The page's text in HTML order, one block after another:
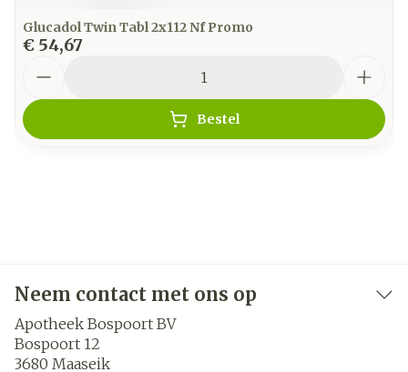
Glucadol Twin Tabl 2x112 Nf Promo
€ 54,67
Bestel
Neem contact met ons op
Apotheek Bospoort BV
Bospoort 12
3680 Maaseik